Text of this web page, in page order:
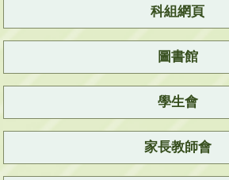
科組網頁
圖書館
學生會
家長教師會